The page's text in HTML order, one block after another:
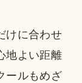
けに合わせ
地よい距離
ールもめざ